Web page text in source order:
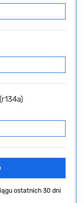
ostatnich 30 dni